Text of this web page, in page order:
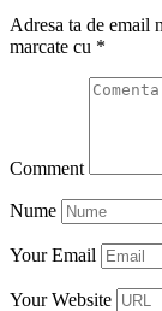
Adresa ta de email
marcate cu *
Comment
Nume
Your Email
Your Website